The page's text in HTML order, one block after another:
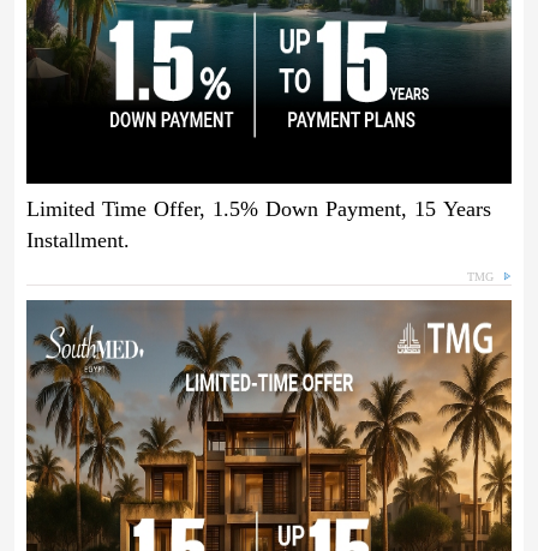
Limited Time Offer, 1.5% Down Payment, 15 Years
Installment.
TMG